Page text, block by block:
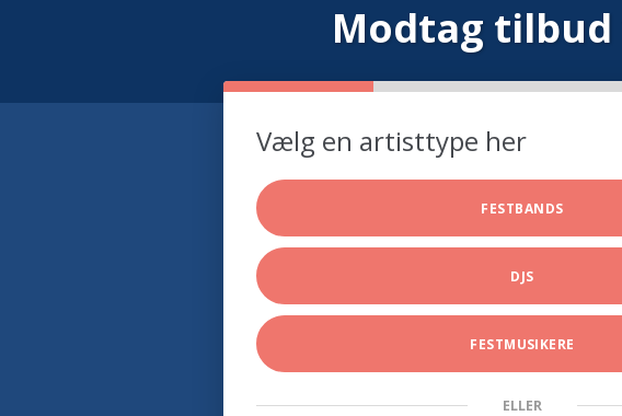
Modtag tilbud
Vælg en artisttype her
FESTBANDS
DJS
FESTMUSIKERE
ELLER